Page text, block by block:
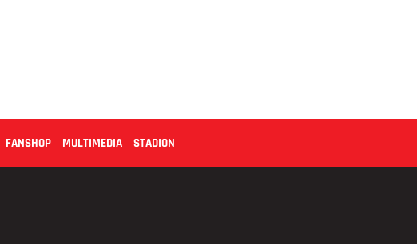
FANSHOP MULTIMEDIA STADION